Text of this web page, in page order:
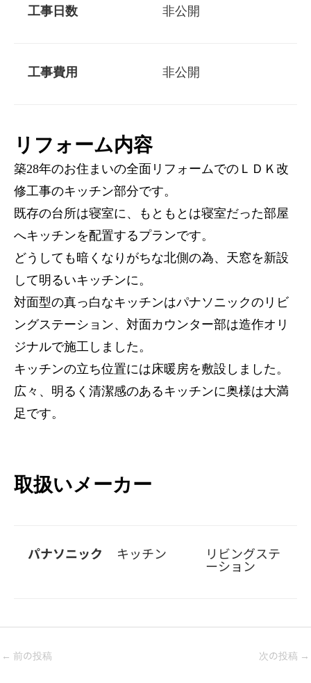
工事日数 非公開
工事費用 非公開
リフォーム内容
築28年のお住まいの全面リフォームでのＬＤＫ改
修工事のキッチン部分です。
既存の台所は寝室に、もともとは寝室だった部屋
へキッチンを配置するプランです。
どうしても暗くなりがちな北側の為、天窓を新設
して明るいキッチンに。
対面型の真っ白なキッチンはパナソニックのリビ
ングステーション、対面カウンター部は造作オリ
ジナルで施工しました。
キッチンの立ち位置には床暖房を敷設しました。
広々、明るく清潔感のあるキッチンに奥様は大満
足です。
取扱いメーカー
パナソニック キッチン リビングステ
ーション
← 前の投稿 次の投稿 →